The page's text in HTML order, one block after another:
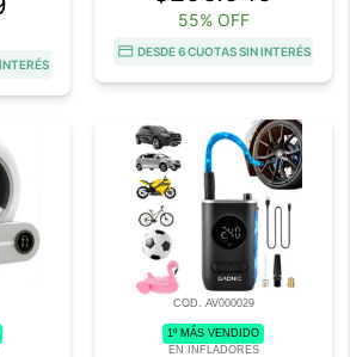
55% OFF
DESDE 6 CUOTAS SIN INTERÉS
COD. AV000029
1º MÁS VENDIDO
EN INFLADORES